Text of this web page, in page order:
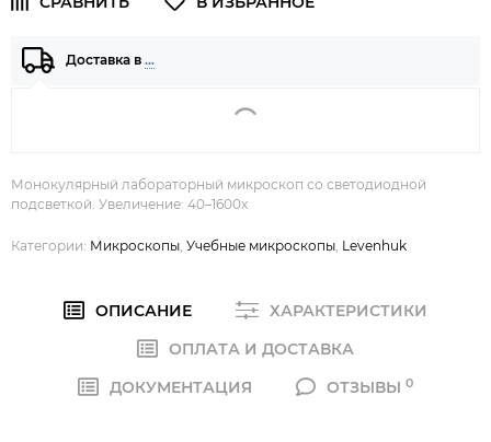
Доставка в …
Монокулярный лабораторный микроскоп со светодиодной
подсветкой. Увеличение: 40–1600х
Категории: Микроскопы Учебные микроскопы Levenhuk
ОПИСАНИЕ
ХАРАКТЕРИСТИКИ
ОПЛАТА И ДОСТАВКА
ДОКУМЕНТАЦИЯ
ОТЗЫВЫ0